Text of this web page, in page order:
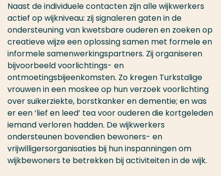
Naast de individuele contacten zijn alle wijkwerkers
actief op wijkniveau: zij signaleren gaten in de
ondersteuning van kwetsbare ouderen en zoeken op
creatieve wijze een oplossing samen met formele en
informele samenwerkingspartners. Zij organiseren
bijvoorbeeld voorlichtings- en
ontmoetingsbijeenkomsten. Zo kregen Turkstalige
vrouwen in een moskee op hun verzoek voorlichting
over suikerziekte, borstkanker en dementie; en was
er een ‘lief en leed’ tea voor ouderen die kortgeleden
iemand verloren hadden. De wijkwerkers
ondersteunen bovendien bewoners- en
vrijwilligersorganisaties bij hun inspanningen om
wijkbewoners te betrekken bij activiteiten in de wijk.